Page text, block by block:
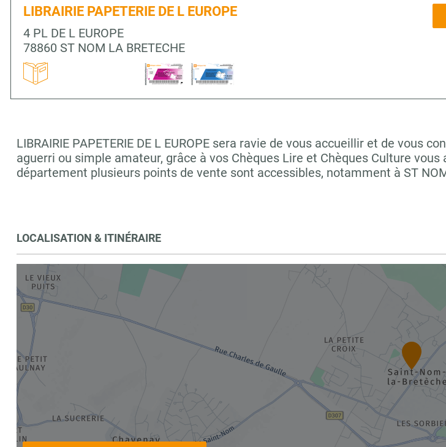
LIBRAIRIE PAPETERIE DE L EUROPE
4 PL DE L EUROPE
78860 ST NOM LA BRETECHE
LIBRAIRIE PAPETERIE DE L EUROPE sera ravie de vous accueillir et de vous
aguerri ou simple amateur, grâce à vos Chèques Lire et Chèques Culture
département plusieurs points de vente sont accessibles, notamment à ST NOM
LOCALISATION & ITINÉRAIRE